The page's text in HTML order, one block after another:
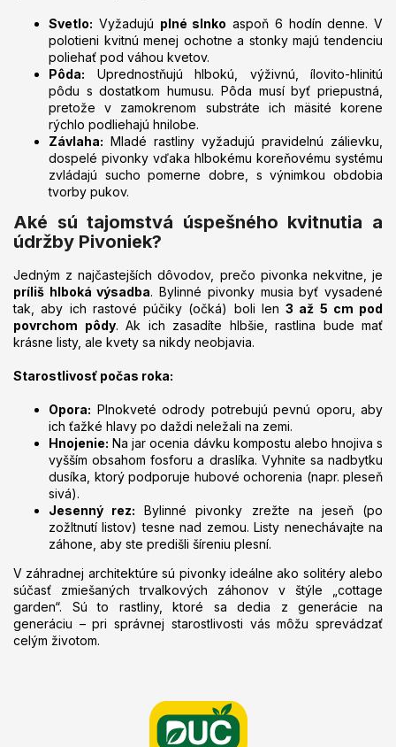
Svetlo: Vyžadujú plné slnko aspoň 6 hodín denne. V
polotieni kvitnú menej ochotne a stonky majú tendenciu
poliehať pod váhou kvetov.
Pôda: Uprednostňujú hlbokú, výživnú, ílovito-hlinitú
pôdu s dostatkom humusu. Pôda musí byť priepustná,
pretože v zamokrenom substráte ich mäsité korene
rýchlo podliehajú hnilobe.
Závlaha: Mladé rastliny vyžadujú pravidelnú zálievku,
dospelé pivonky vďaka hlbokému koreňovému systému
zvládajú sucho pomerne dobre, s výnimkou obdobia
tvorby pukov.
Aké sú tajomstvá úspešného kvitnutia a
údržby Pivoniek?
Jedným z najčastejších dôvodov, prečo pivonka nekvitne, je
príliš hlboká výsadba. Bylinné pivonky musia byť vysadené
tak, aby ich rastové púčiky (očká) boli len 3 až 5 cm pod
povrchom pôdy. Ak ich zasadíte hlbšie, rastlina bude mať
krásne listy, ale kvety sa nikdy neobjavia.
Starostlivosť počas roka:
Opora: Plnokveté odrody potrebujú pevnú oporu, aby
ich ťažké hlavy po daždi neležali na zemi.
Hnojenie: Na jar ocenia dávku kompostu alebo hnojiva s
vyšším obsahom fosforu a draslíka. Vyhnite sa nadbytku
dusíka, ktorý podporuje hubové ochorenia (napr. pleseň
sivá).
Jesenný rez: Bylinné pivonky zrežte na jeseň (po
zožltnutí listov) tesne nad zemou. Listy nenechávajte na
záhone, aby ste predišli šíreniu plesní.
V záhradnej architektúre sú pivonky ideálne ako solitéry alebo
súčasť zmiešaných trvalkových záhonov v štýle „cottage
garden“. Sú to rastliny, ktoré sa dedia z generácie na
generáciu – pri správnej starostlivosti vás môžu sprevádzať
celým životom.